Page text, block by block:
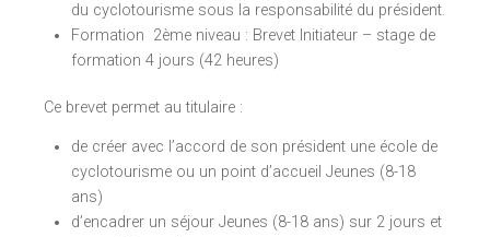
du cyclotourisme sous la responsabilité du président.
Formation 2ème niveau : Brevet Initiateur – stage de
formation 4 jours (42 heures)
Ce brevet permet au titulaire :
de créer avec l’accord de son président une école de
cyclotourisme ou un point d’accueil Jeunes (8-18
ans)
d’encadrer un séjour Jeunes (8-18 ans) sur 2 jours et